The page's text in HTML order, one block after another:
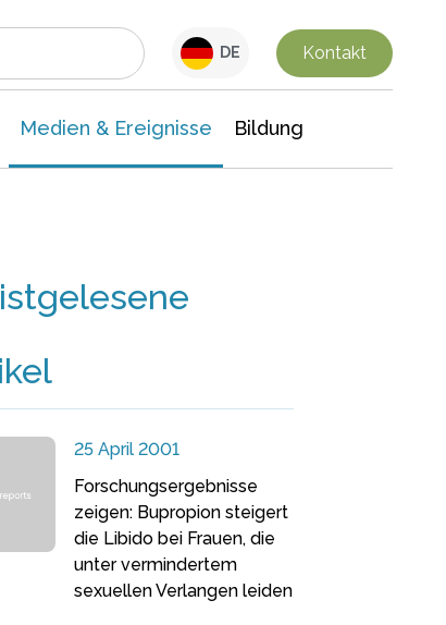
DE Kontakt
Medien & Ereignisse Bildung
25 April 2001
Forschungsergebnisse
zeigen: Bupropion steigert
die Libido bei Frauen, die
unter vermindertem
sexuellen Verlangen leiden